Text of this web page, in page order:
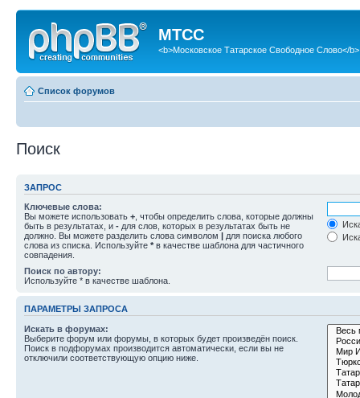
МТСС
<b>Московское Татарское Свободное Слово</b>
Список форумов
Поиск
ЗАПРОС
Ключевые слова:
Вы можете использовать + , чтобы определить слова, которые должны
быть в результатах, и - для слов, которых в результатах быть не
должно. Вы можете разделить слова символом | для поиска любого
слова из списка. Используйте * в качестве шаблона для частичного
совпадения.
Поиск по автору:
Используйте * в качестве шаблона.
ПАРАМЕТРЫ ЗАПРОСА
Искать в форумах:
Выберите форум или форумы, в которых будет произведён поиск.
Поиск в подфорумах производится автоматически, если вы не
отключили соответствующую опцию ниже.